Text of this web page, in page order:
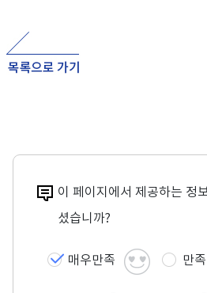
이 페이지에서 제공하는 정
셨습니까?
매우만족 만족